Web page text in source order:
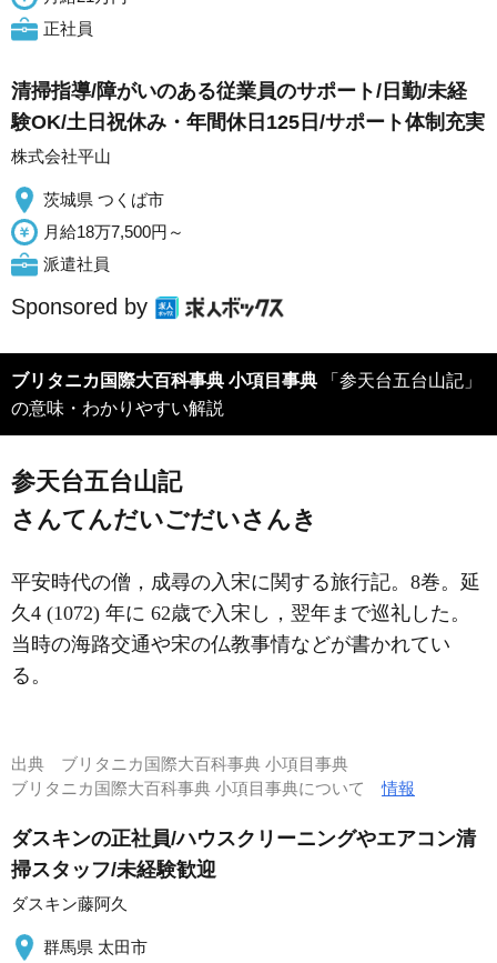
正社員
清掃指導/障がいのある従業員のサポート/日勤/未経
験OK/土日祝休み・年間休日125日/サポート体制充実
株式会社平山
茨城県 つくば市
月給18万7,500円～
派遣社員
Sponsored by
ブリタニカ国際大百科事典 小項目事典
の意味・わかりやすい解説
参天台五台山記
さんてんだいごだいさんき
平安時代の僧，成尋の入宋に関する旅行記。8巻。延
久4 (1072) 年に 62歳で入宋し，翌年まで巡礼した。
当時の海路交通や宋の仏教事情などが書かれてい
る。
出典 ブリタニカ国際大百科事典 小項目事典
ブリタニカ国際大百科事典 小項目事典について情報
ダスキンの正社員/ハウスクリーニングやエアコン清
掃スタッフ/未経験歓迎
ダスキン藤阿久
群馬県 太田市